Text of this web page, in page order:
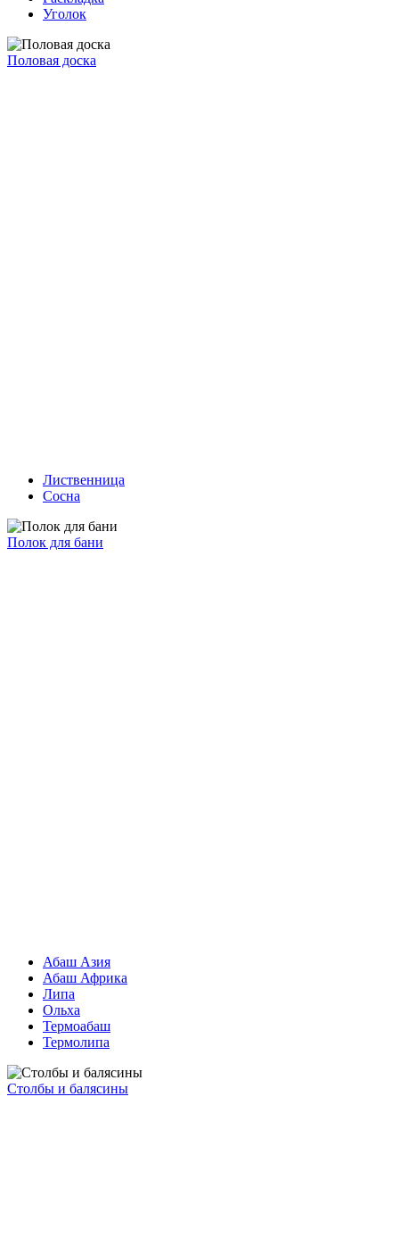
Уголок
Половая доска
Лиственница
Сосна
Полок для бани
Абаш Азия
Абаш Африка
Липа
Ольха
Термоабаш
Термолипа
Столбы и балясины